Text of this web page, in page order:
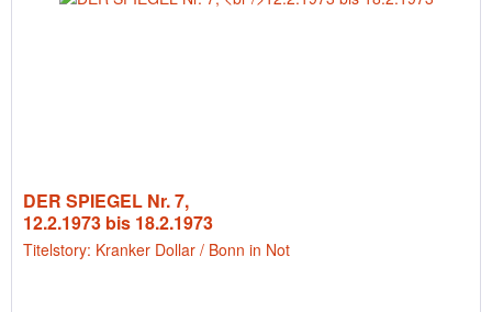
DER SPIEGEL Nr. 7,
12.2.1973 bis 18.2.1973
Titelstory: Kranker Dollar / Bonn in Not